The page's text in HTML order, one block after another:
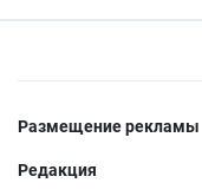
Размещение рекламы
Редакция